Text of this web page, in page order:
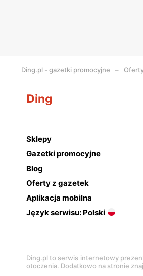
Ding.pl - gazetki promocyjne
Ding
Sklepy
Gazetki promocyjne
Blog
Oferty z gazetek
Aplikacja mobilna
Język serwisu: Polski
Ding.pl to serwis internetowy
otoczenia. Dodatkowo na stronie